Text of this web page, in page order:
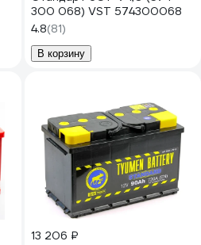
300 068) VST 574300068
4.8(81)
В корзину
13 206 ₽